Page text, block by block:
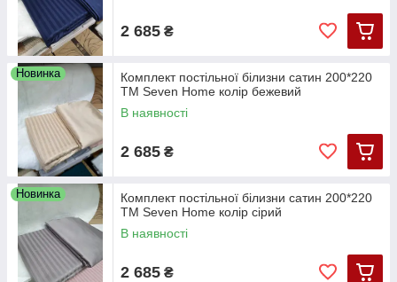
2 685 ₴
Новинка
Комплект постільної білизни сатин 200*220
ТМ Seven Home колір бежевий
В наявності
2 685 ₴
Новинка
Комплект постільної білизни сатин 200*220
ТМ Seven Home колір сірий
В наявності
2 685 ₴